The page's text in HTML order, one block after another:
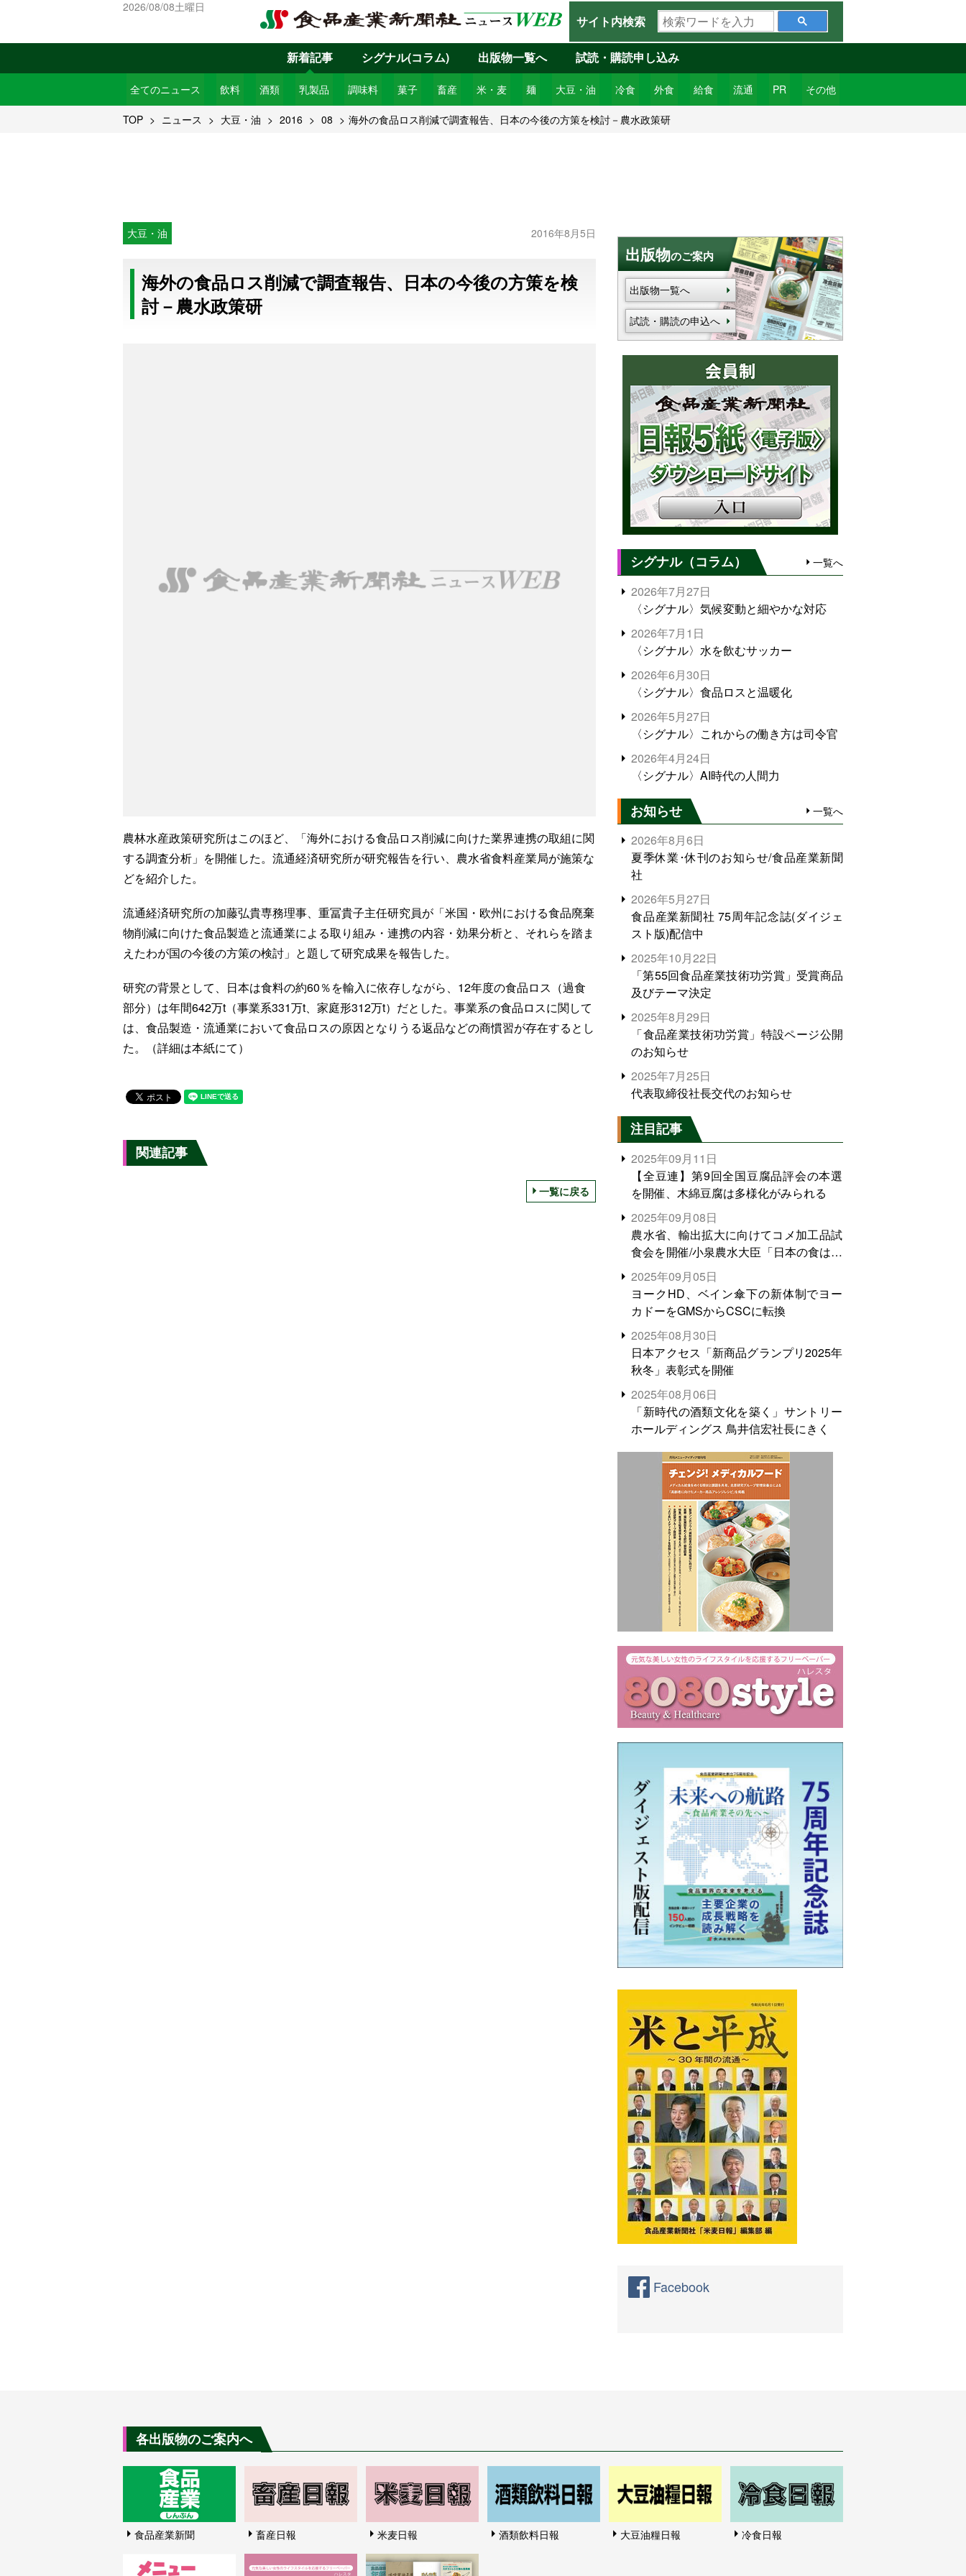
2026/08/08土曜日
サイト内検索
検
索
ワ
ー
ド
を
入
新着記事
全てのニュース 飲料 酒類 乳製品 調味料 菓子 畜産 米・麦 麺 大豆・油 冷食 外食 給食 流通 PR その他
シグナル(コラム) 出版物一覧へ 試読・購読申し込み
TOP ニュース 大豆・油 2016 08 海外の食品ロス削減で調査報告、日本の今後の方策を検討－農水政策研
大豆・油 2016年8月5日
海外の食品ロス削減で調査報告、日本の今後の方策を検
討－農水政策研
農林水産政策研究所はこのほど、「海外における食品ロス削減に向けた業界連携の取組に関
する調査分析」を開催した。流通経済研究所が研究報告を行い、農水省食料産業局が施策な
どを紹介した。
流通経済研究所の加藤弘貴専務理事、重冨貴子主任研究員が「米国・欧州における食品廃棄
物削減に向けた食品製造と流通業による取り組み・連携の内容・効果分析と、それらを踏ま
えたわが国の今後の方策の検討」と題して研究成果を報告した。
研究の背景として、日本は食料の約60％を輸入に依存しながら、12年度の食品ロス（過食
部分）は年間642万t（事業系331万t、家庭形312万t）だとした。事業系の食品ロスに関して
は、食品製造・流通業において食品ロスの原因となりうる返品などの商慣習が存在するとし
た。（詳細は本紙にて）
関連記事
一覧に戻る
出版物のご案内
出版物一覧へ
試読・購読の申込へ
シグナル（コラム） 一覧へ
2026年7月27日
〈シグナル〉気候変動と細やかな対応
2026年7月1日
〈シグナル〉水を飲むサッカー
2026年6月30日
〈シグナル〉食品ロスと温暖化
2026年5月27日
〈シグナル〉これからの働き方は司令官
2026年4月24日
〈シグナル〉AI時代の人間力
お知らせ 一覧へ
2026年8月6日
夏季休業･休刊のお知らせ/食品産業新聞
社
2026年5月27日
食品産業新聞社 75周年記念誌(ダイジェ
スト版)配信中
2025年10月22日
「第55回食品産業技術功労賞」受賞商品
及びテーマ決定
2025年8月29日
「食品産業技術功労賞」特設ページ公開
のお知らせ
2025年7月25日
代表取締役社長交代のお知らせ
注目記事
2025年09月11日
【全豆連】第9回全国豆腐品評会の本選
を開催、木綿豆腐は多様化がみられる
2025年09月08日
農水省、輸出拡大に向けてコメ加工品試
食会を開催/小泉農水大臣「日本の食は世
界でトップをとれる。米増産に向けて、
米輸出需要の拡大を」
2025年09月05日
ヨークHD、ベイン傘下の新体制でヨー
カドーをGMSからCSCに転換
2025年08月30日
日本アクセス「新商品グランプリ2025年
秋冬」表彰式を開催
2025年08月06日
「新時代の酒類文化を築く」サントリー
ホールディングス 鳥井信宏社長にきく
Facebook
各出版物のご案内へ
食品産業新聞 畜産日報 米麦日報 酒類飲料日報 大豆油糧日報 冷食日報